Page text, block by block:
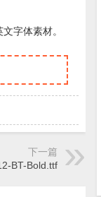
字体素材。
下一篇
BT-Bold.ttf